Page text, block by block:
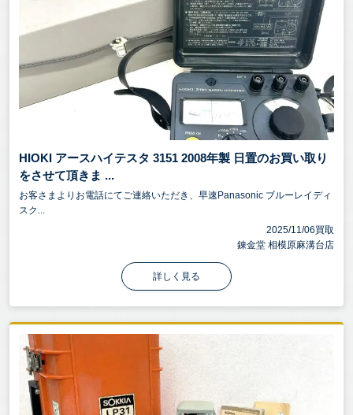
HIOKI アースハイテスタ 3151 2008年製 日置のお買い取り
をさせて頂きま ...
お客さまよりお電話にてご連絡いただき、早速Panasonic ブルーレイディ
スク...
2025/11/06買取
錬金堂 相模原麻溝台店
詳しく見る